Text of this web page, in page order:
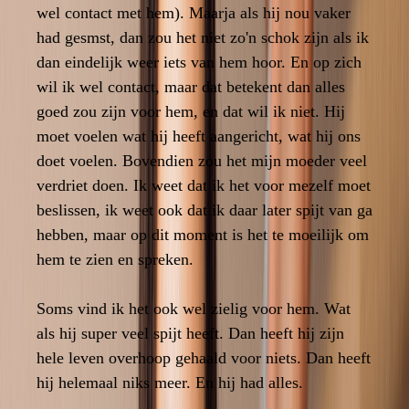
wel contact met hem). Maarja als hij nou vaker
had gesmst, dan zou het niet zo'n schok zijn als ik
dan eindelijk weer iets van hem hoor. En op zich
wil ik wel contact, maar dat betekent dan alles
goed zou zijn voor hem, en dat wil ik niet. Hij
moet voelen wat hij heeft aangericht, wat hij ons
doet voelen. Bovendien zou het mijn moeder veel
verdriet doen. Ik weet dat ik het voor mezelf moet
beslissen, ik weet ook dat ik daar later spijt van ga
hebben, maar op dit moment is het te moeilijk om
hem te zien en spreken.
Soms vind ik het ook wel zielig voor hem. Wat
als hij super veel spijt heeft. Dan heeft hij zijn
hele leven overhoop gehaald voor niets. Dan heeft
hij helemaal niks meer. En hij had alles.
wel contact met hem). Maarja als hij nou vaker
had gesmst, dan zou het niet zo'n schok zijn als ik
dan eindelijk weer iets van hem hoor. En op zich
wil ik wel contact, maar dat betekent dan alles
goed zou zijn voor hem, en dat wil ik niet. Hij
moet voelen wat hij heeft aangericht, wat hij ons
doet voelen. Bovendien zou het mijn moeder veel
verdriet doen. Ik weet dat ik het voor mezelf moet
beslissen, ik weet ook dat ik daar later spijt van ga
hebben, maar op dit moment is het te moeilijk om
Soms vind ik het ook wel zielig voor hem. Wat
als hij super veel spijt heeft. Dan heeft hij zijn
hele leven overhoop gehaald voor niets. Dan heeft
hij helemaal niks meer. En hij had alles.